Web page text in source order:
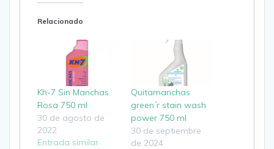
Relacionado
Kh-7 Sin Manchas
Rosa 750 ml
30 de agosto de
2022
Entrada similar
Quitamanchas
green´r stain wash
power 750 ml
30 de septiembre
de 2024